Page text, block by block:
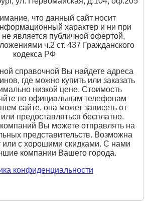
что данный сайт носит
характер и ни при
не является публичной офертой,
ч.2 ст. 437 Гражданского
кодекса РФ
справочной Вы найдете адреса
где можно купить или заказать
низкой цене. Стоимость
по официальным телефонам
сайте, она может зависеть от
предоставляться бесплатно.
Вы можете отправлять на
представительств. Возможна
или с хорошими скидками. С нами
компании Вашего города.
конфиденциальности